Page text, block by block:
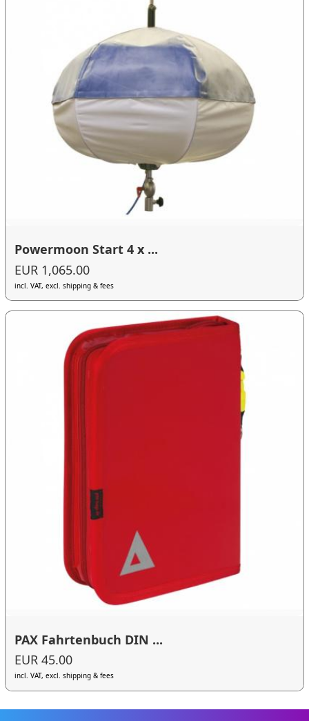
Powermoon Start 4 x ...
EUR 1,065.00
incl. VAT, excl. shipping & fees
PAX Fahrtenbuch DIN ...
EUR 45.00
incl. VAT, excl. shipping & fees